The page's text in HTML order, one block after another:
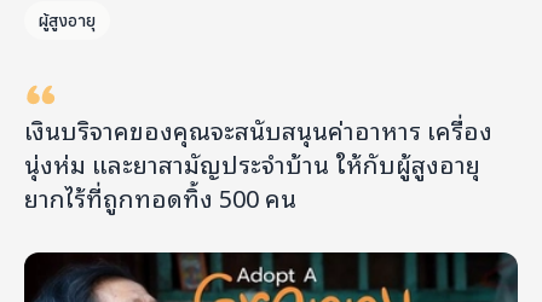
ผู้สูงอายุ
เงินบริจาคของคุณจะสนับสนุนค่าอาหาร เครื่อง
นุ่งห่ม และยาสามัญประจำบ้าน ให้กับผู้สูงอายุ
ยากไร้ที่ถูกทอดทิ้ง 500 คน